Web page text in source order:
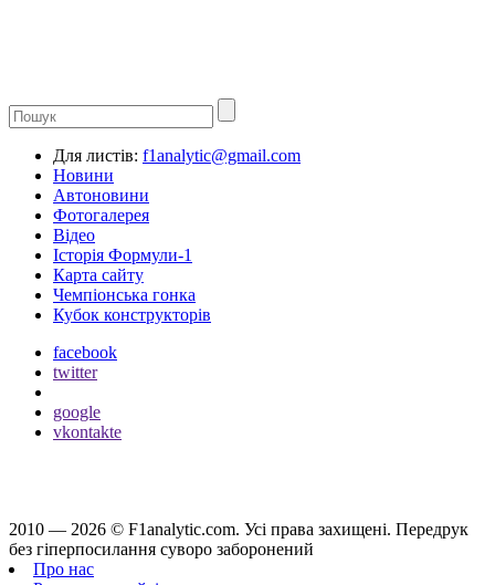
Для листів: f1analytic@gmail.com
Новини
Автоновини
Фотогалерея
Відео
Історія Формули-1
Карта сайту
Чемпіонська гонка
Кубок конструкторів
facebook
twitter
google
vkontakte
2010 — 2026 © F1analytic.com. Усi права захищенi. Передрук
без гіперпосилання суворо заборонений
Про нас